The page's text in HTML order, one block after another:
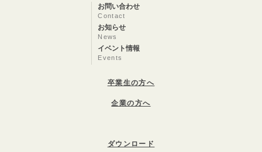
お問い合わせ
Contact
お知らせ
News
イベント情報
Events
卒業生の方へ
企業の方へ
ダウンロード